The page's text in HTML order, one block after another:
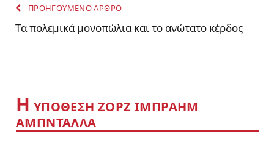
ΠΡΟΗΓΟΥΜΕΝΟ ΑΡΘΡΟ
Tα πολεμικά μονοπώλια και το ανώτατο κέρδος
Η YΠΟΘΕΣΗ ΖΟΡΖ ΙΜΠΡΑΗΜ
ΑΜΠΝΤΑΛΛΑ